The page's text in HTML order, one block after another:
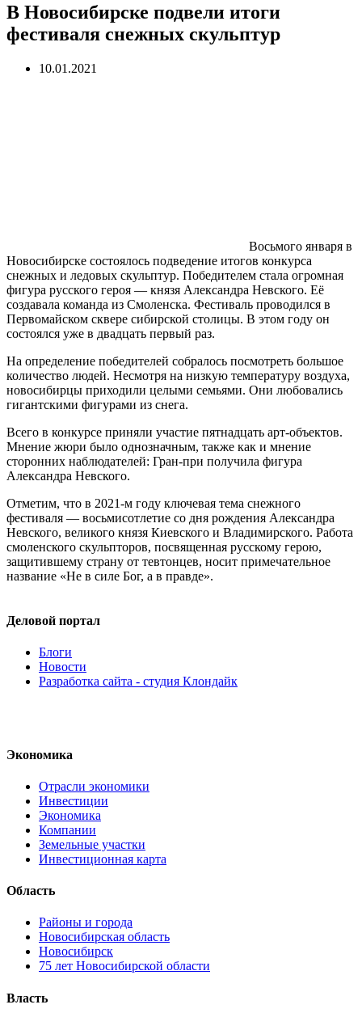
В Новосибирске подвели итоги
фестиваля снежных скульптур
10.01.2021
Восьмого января в
Новосибирске состоялось подведение итогов конкурса
снежных и ледовых скульптур. Победителем стала огромная
фигура русского героя — князя Александра Невского. Её
создавала команда из Смоленска. Фестиваль проводился в
Первомайском сквере сибирской столицы. В этом году он
состоялся уже в двадцать первый раз.
На определение победителей собралось посмотреть большое
количество людей. Несмотря на низкую температуру воздуха,
новосибирцы приходили целыми семьями. Они любовались
гигантскими фигурами из снега.
Всего в конкурсе приняли участие пятнадцать арт-объектов.
Мнение жюри было однозначным, также как и мнение
сторонних наблюдателей: Гран-при получила фигура
Александра Невского.
Отметим, что в 2021-м году ключевая тема снежного
фестиваля — восьмисотлетие со дня рождения Александра
Невского, великого князя Киевского и Владимирского. Работа
смоленского скульпторов, посвященная русскому герою,
защитившему страну от тевтонцев, носит примечательное
название «Не в силе Бог, а в правде».
Деловой портал
Блоги
Новости
Разработка сайта - студия Клондайк
Экономика
Отрасли экономики
Инвестиции
Экономика
Компании
Земельные участки
Инвестиционная карта
Область
Районы и города
Новосибирская область
Новосибирск
75 лет Новосибирской области
Власть